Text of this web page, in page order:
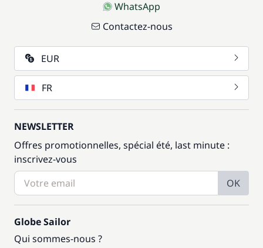
WhatsApp
Contactez-nous
EUR
FR
NEWSLETTER
Offres promotionnelles, spécial été, last minute :
inscrivez-vous
OK
Globe Sailor
Qui sommes-nous ?